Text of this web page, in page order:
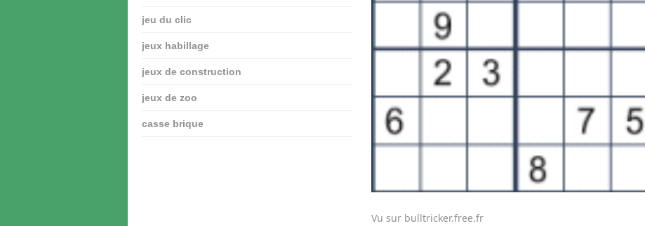
Vu sur bulltricker.free.fr
jeu du clic
jeux habillage
jeux de construction
jeux de zoo
casse brique